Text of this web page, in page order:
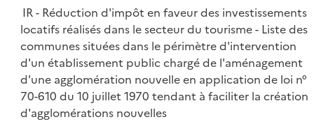
IR - Réduction d'impôt en faveur des investissements
locatifs réalisés dans le secteur du tourisme - Liste des
communes situées dans le périmètre d'intervention
d'un établissement public chargé de l'aménagement
d'une agglomération nouvelle en application de loi n°
70-610 du 10 juillet 1970 tendant à faciliter la création
d'agglomérations nouvelles